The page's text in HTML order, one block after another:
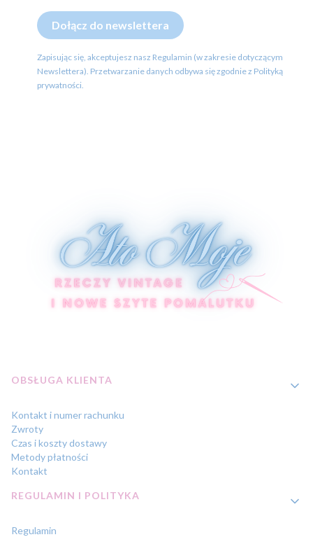
Dołącz do newslettera
Zapisując się, akceptujesz nasz Regulamin (w zakresie dotyczącym
Newslettera). Przetwarzanie danych odbywa się zgodnie z Polityką
prywatności.
Linki w stopce
OBSŁUGA KLIENTA
Kontakt i numer rachunku
Zwroty
Czas i koszty dostawy
Metody płatności
Kontakt
REGULAMIN I POLITYKA
Regulamin